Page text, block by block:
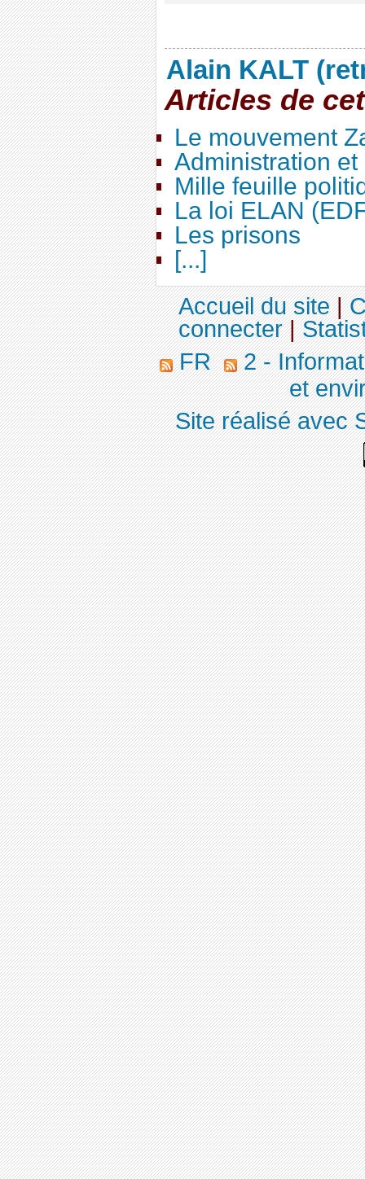
Alain KALT
Articles de
Le mouvement
Administration
Mille feuille
La loi ELAN
Les prisons
[...]
Accueil du site|
connecter|
FR
2 -
et
Site réalisé avec